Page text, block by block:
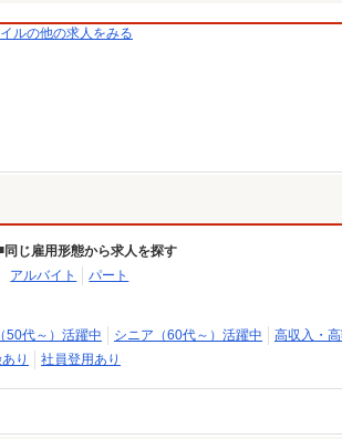
ルの他の求人をみる
同じ雇用形態から求人を探す
アルバイト
パート
50代～）活躍中 シニア（60代～）活躍中
高収入・
り 社員登用あり